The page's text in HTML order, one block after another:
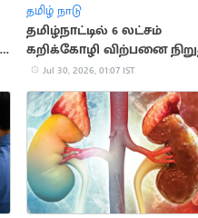
தமிழ் நாடு
தமிழ்நாட்டில் 6 லட்சம்
கறிக்கோழி விற்பனை
Jul 30, 2026, 01:07 IST